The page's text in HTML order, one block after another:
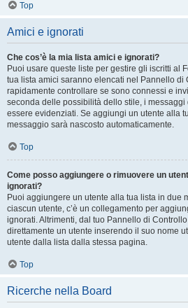
Top
Amici e ignorati
Che cos’è la mia lista amici e ignorati?
Puoi usare queste liste per gestire gli iscritti al
tua lista amici saranno elencati nel Pannello di
rapidamente controllare se sono connessi e
seconda delle possibilità dello stile, i
essere evidenziati. Se aggiungi un utente alla
messaggio sarà nascosto automaticamente.
Top
Come posso aggiungere o rimuovere un
ignorati?
Puoi aggiungere un utente alla tua lista in due
ciascun utente, c’è un collegamento per
ignorati. Altrimenti, dal tuo Pannello di
direttamente un utente inserendo il suo nome
utente dalla lista dalla stessa pagina.
Top
Ricerche nella Board